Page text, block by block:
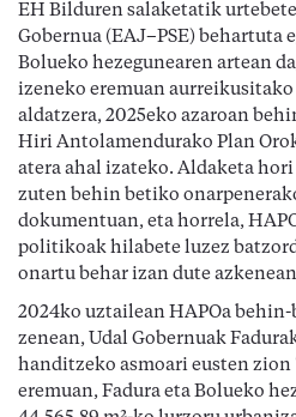
EH Bilduren salaketatik
Gobernua (EAJ–PSE) behartuta
Bolueko hezegunearen artean
izeneko eremuan
aldatzera, 2025eko azaroan
Hiri Antolamendurako Plan
atera ahal izateko. Aldaketa
zuten behin betiko
dokumentuan, eta horrela,
politikoak hilabete luzez
onartu behar izan dute
2024ko uztailean HAPOa
zenean, Udal Gobernuak
handitzeko asmoari eusten zion
eremuan, Fadura eta Bolueko